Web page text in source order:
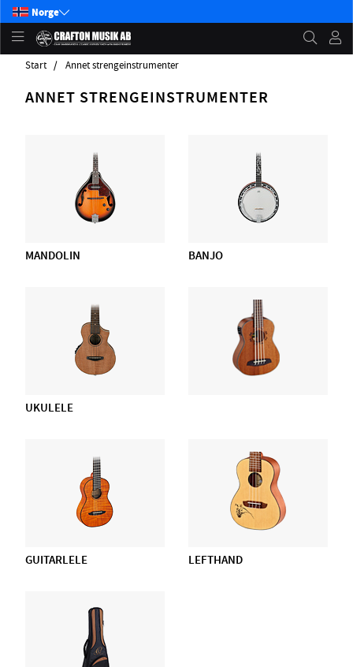
Norge
Start Annet strengeinstrumenter
ANNET STRENGEINSTRUMENTER
MANDOLIN BANJO
UKULELE
GUITARLELE LEFTHAND